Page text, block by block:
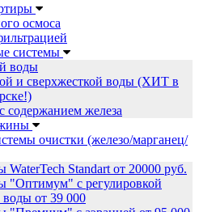
осмоса
системы
воды
и сверхжесткой воды (ХИТ в
содержанием железа
очистки (железо/марганец/
WaterTech Standart от 20000 руб.
"Оптимум" с регулировкой
воды от 39 000